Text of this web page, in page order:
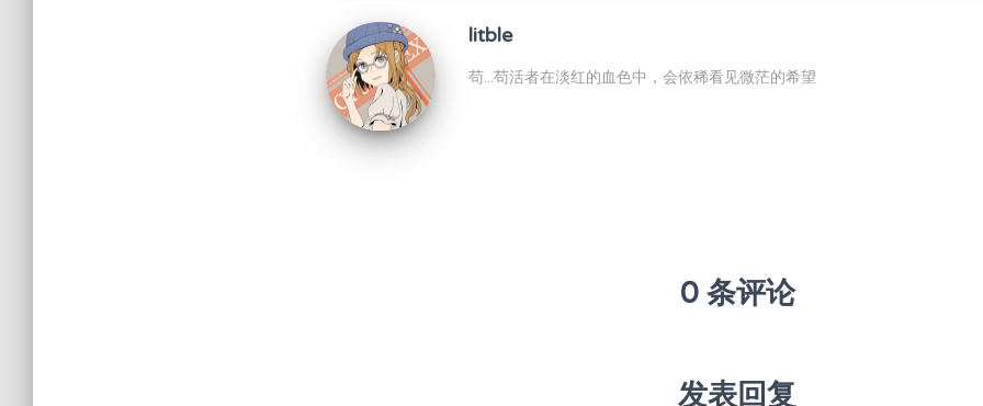
litble
苟...苟活者在淡红的血色中，会依稀看见微茫的希望
0 条评论
发表回复